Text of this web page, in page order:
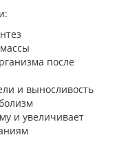
после
и выносливость
и увеличивает